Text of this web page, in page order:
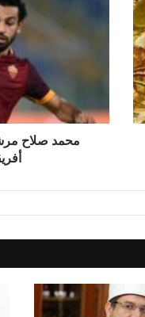
خطبة
خطبة
)
خطبة
خطبة
(جبر
محمد صلاح